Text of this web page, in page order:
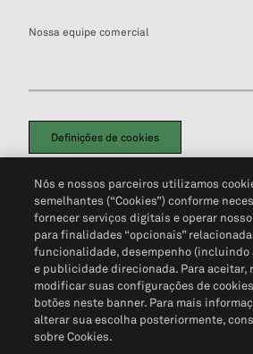
Nossa equipe comercial
Definições de cookies
Política de PrivacidadePortal de privacidade
Não Venda Minhas Informações Pessoais©
Nós e nossos parceiros utilizamos
semelhantes (“Cookies”) conforme
fornecer serviços digitais e operar
para finalidades “opcionais”
funcionalidade, desempenho (incluindo
e publicidade direcionada. Para aceitar,
modificar suas configurações de
botões neste banner. Para mais
alterar sua escolha posteriormente,
sobre Cookies.